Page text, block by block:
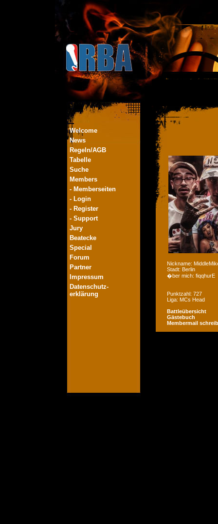
Welcome
News
Regeln/AGB
Tabelle
Suche
Members
- Memberseiten
- Login
- Register
- Support
Jury
Beatecke
Special
Forum
Partner
Impressum
Datenschutz-
erklärung
Nickname:
Stadt: Berlin
�ber mich: fiqqhurE
Punktzahl: 727
Liga: MCs Head
Battleübersicht
Gästebuch
Membermail